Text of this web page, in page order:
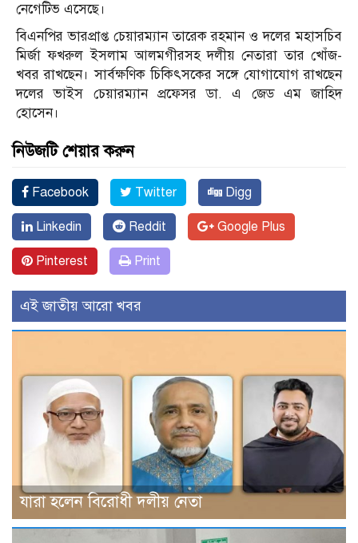
নেগেটিভ এসেছে।
বিএনপির ভারপ্রাপ্ত চেয়ারম্যান তারেক রহমান ও দলের মহাসচিব
মির্জা ফখরুল ইসলাম আলমগীরসহ দলীয় নেতারা তার খোঁজ-
খবর রাখছেন। সার্বক্ষণিক চিকিৎসকের সঙ্গে যোগাযোগ রাখছেন
দলের ভাইস চেয়ারম্যান প্রফেসর ডা. এ জেড এম জাহিদ
হোসেন।
নিউজটি শেয়ার করুন
Facebook Twitter Digg
Linkedin Reddit Google Plus
Pinterest Print
এই জাতীয় আরো খবর
যারা হলেন বিরোধী দলীয় নেতা